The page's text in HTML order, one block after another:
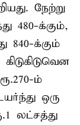
நேற்று
480-க்கும்,
840-க்கும்
ம்
ஒரு
லட்சத்து